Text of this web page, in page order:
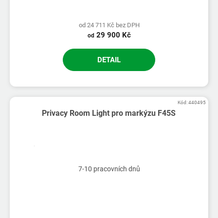
od 24 711 Kč bez DPH
od 29 900 Kč
DETAIL
Privacy Room Light pro markýzu F45S
7-10 pracovních dnů
Kód:440495